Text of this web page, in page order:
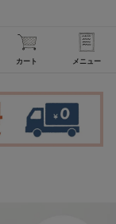
カート メニュー